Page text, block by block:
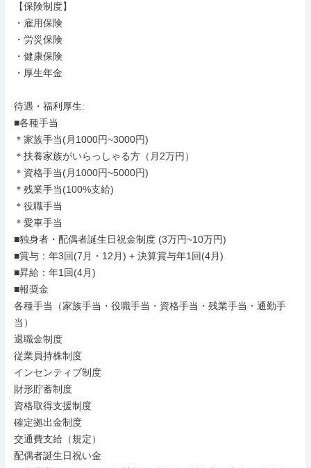
【保険制度】
・雇用保険
・労災保険
・健康保険
・厚生年金
待遇・福利厚生:
■各種手当
＊家族手当(月1000円~3000円)
＊扶養家族がいらっしゃる方（月2万円）
＊資格手当(月1000円~5000円)
＊残業手当(100%支給)
＊役職手当
＊愛車手当
■独身者・配偶者誕生日祝金制度 (3万円~10万円)
■賞与：年3回(7月・12月) + 決算賞与年1回(4月)
■昇給：年1回(4月)
■報奨金
各種手当（家族手当・役職手当・資格手当・残業手当・通勤手
当）
退職金制度
従業員持株制度
インセンティブ制度
財形貯蓄制度
資格取得支援制度
確定拠出金制度
交通費支給（規定）
配偶者誕生日祝い金